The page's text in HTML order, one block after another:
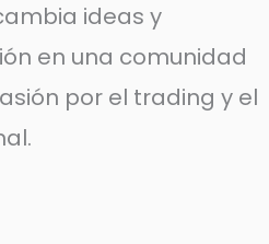
ideas y
en una comunidad
por el trading y el